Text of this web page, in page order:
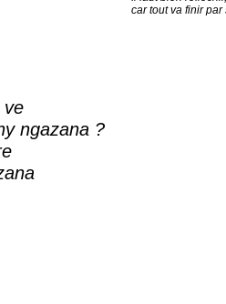
ve
ngazana ?
car tout va finir par